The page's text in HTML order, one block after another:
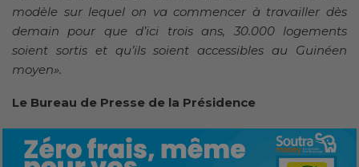
modèle sur lequel on va commencer à travailler dès
demain pour que d’ici trois ans, 30.000 logements
soient sortis et qu’ils soient accessibles au Guinéen
moyen».
Le Bureau de Presse de la Présidence